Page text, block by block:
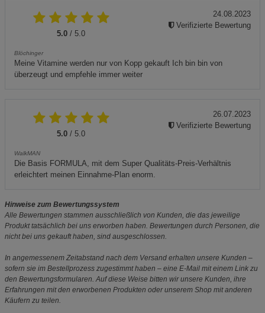
5.0 / 5.0
Blöchinger
Meine Vitamine werden nur von Kopp gekauft Ich bin bin von
überzeugt und empfehle immer weiter
24.08.2023
Verifizierte Bewertung
5.0 / 5.0
WalkMAN
Die Basis FORMULA, mit dem Super Qualitäts-Preis-Verhältnis
erleichtert meinen Einnahme-Plan enorm.
26.07.2023
Verifizierte Bewertung
Hinweise zum Bewertungssystem
Alle Bewertungen stammen ausschließlich von Kunden, die das jeweilige
Produkt tatsächlich bei uns erworben haben. Bewertungen durch Personen, die
nicht bei uns gekauft haben, sind ausgeschlossen.
In angemessenem Zeitabstand nach dem Versand erhalten unsere Kunden –
sofern sie im Bestellprozess zugestimmt haben – eine E-Mail mit einem Link zu
den Bewertungsformularen. Auf diese Weise bitten wir unsere Kunden, ihre
Erfahrungen mit den erworbenen Produkten oder unserem Shop mit anderen
Käufern zu teilen.